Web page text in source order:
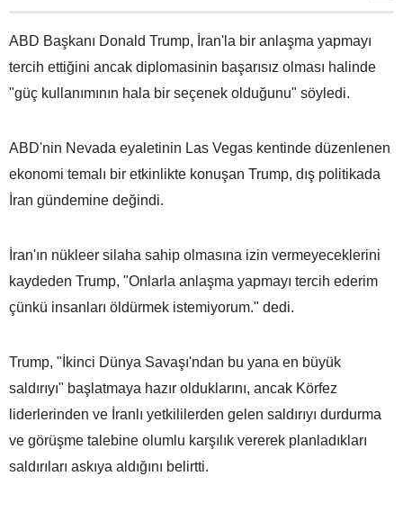
ABD Başkanı Donald Trump, İran'la bir anlaşma yapmayı
tercih ettiğini ancak diplomasinin başarısız olması halinde
"güç kullanımının hala bir seçenek olduğunu" söyledi.
ABD'nin Nevada eyaletinin Las Vegas kentinde düzenlenen
ekonomi temalı bir etkinlikte konuşan Trump, dış politikada
İran gündemine değindi.
İran'ın nükleer silaha sahip olmasına izin vermeyeceklerini
kaydeden Trump, "Onlarla anlaşma yapmayı tercih ederim
çünkü insanları öldürmek istemiyorum." dedi.
Trump, "İkinci Dünya Savaşı'ndan bu yana en büyük
saldırıyı" başlatmaya hazır olduklarını, ancak Körfez
liderlerinden ve İranlı yetkililerden gelen saldırıyı durdurma
ve görüşme talebine olumlu karşılık vererek planladıkları
saldırıları askıya aldığını belirtti.